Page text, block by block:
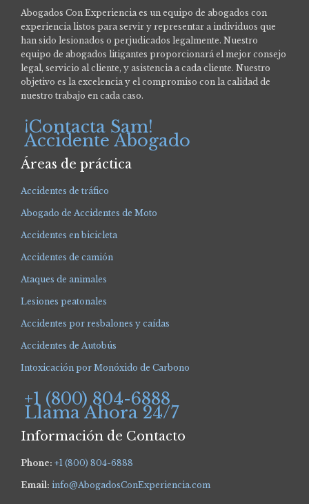
Abogados Con Experiencia es un equipo de abogados con
experiencia listos para servir y representar a individuos que
han sido lesionados o perjudicados legalmente. Nuestro
equipo de abogados litigantes proporcionará el mejor consejo
legal, servicio al cliente, y asistencia a cada cliente. Nuestro
objetivo es la excelencia y el compromiso con la calidad de
nuestro trabajo en cada caso.
¡Contacta Sam!
Accidente Abogado
Áreas de práctica
Accidentes de tráfico
Abogado de Accidentes de Moto
Accidentes en bicicleta
Accidentes de camión
Ataques de animales
Lesiones peatonales
Accidentes por resbalones y caídas
Accidentes de Autobús
Intoxicación por Monóxido de Carbono
+1 (800) 804-6888
Llama Ahora 24/7
Información de Contacto
Phone: +1 (800) 804-6888
Email: info@AbogadosConExperiencia.com